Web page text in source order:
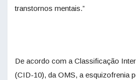
transtornos mentais.”
De acordo com a Classificação
(CID-10), da OMS, a esquizofrenia